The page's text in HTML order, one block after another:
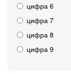
цифра 6
цифра 7
цифра 8
цифра 9